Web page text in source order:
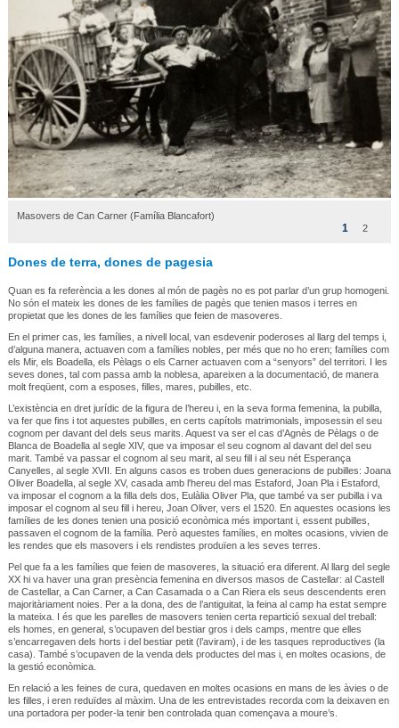
Masovers de Can Carner (Família Blancafort)
1 2
Dones de terra, dones de pagesia
Quan es fa referència a les dones al món de pagès no es pot parlar d’un grup homogeni.
No són el mateix les dones de les famílies de pagès que tenien masos i terres en
propietat que les dones de les famílies que feien de masoveres.
En el primer cas, les famílies, a nivell local, van esdevenir poderoses al llarg del temps i,
d’alguna manera, actuaven com a famílies nobles, per més que no ho eren; famílies com
els Mir, els Boadella, els Pèlags o els Carner actuaven com a “senyors” del territori. I les
seves dones, tal com passa amb la noblesa, apareixen a la documentació, de manera
molt freqüent, com a esposes, filles, mares, pubilles, etc.
L’existència en dret jurídic de la figura de l’hereu i, en la seva forma femenina, la pubilla,
va fer que fins i tot aquestes pubilles, en certs capítols matrimonials, imposessin el seu
cognom per davant del dels seus marits. Aquest va ser el cas d’Agnès de Pèlags o de
Blanca de Boadella al segle XIV, que va imposar el seu cognom al davant del del seu
marit. També va passar el cognom al seu marit, al seu fill i al seu nét Esperança
Canyelles, al segle XVII. En alguns casos es troben dues generacions de pubilles: Joana
Oliver Boadella, al segle XV, casada amb l'hereu del mas Estaford, Joan Pla i Estaford,
va imposar el cognom a la filla dels dos, Eulàlia Oliver Pla, que també va ser pubilla i va
imposar el cognom al seu fill i hereu, Joan Oliver, vers el 1520. En aquestes ocasions les
famílies de les dones tenien una posició econòmica més important i, essent pubilles,
passaven el cognom de la família. Però aquestes famílies, en moltes ocasions, vivien de
les rendes que els masovers i els rendistes produïen a les seves terres.
Pel que fa a les famílies que feien de masoveres, la situació era diferent. Al llarg del segle
XX hi va haver una gran presència femenina en diversos masos de Castellar: al Castell
de Castellar, a Can Carner, a Can Casamada o a Can Riera els seus descendents eren
majoritàriament noies. Per a la dona, des de l’antiguitat, la feina al camp ha estat sempre
la mateixa. I és que les parelles de masovers tenien certa repartició sexual del treball:
els homes, en general, s’ocupaven del bestiar gros i dels camps, mentre que elles
s’encarregaven dels horts i del bestiar petit (l’aviram), i de les tasques reproductives (la
casa). També s’ocupaven de la venda dels productes del mas i, en moltes ocasions, de
la gestió econòmica.
En relació a les feines de cura, quedaven en moltes ocasions en mans de les àvies o de
les filles, i eren reduïdes al màxim. Una de les entrevistades recorda com la deixaven en
una portadora per poder-la tenir ben controlada quan començava a moure’s.